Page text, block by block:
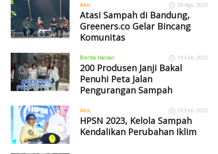
Aksi 24 Agu 2023
Atasi Sampah di Bandung,
Greeners.co Gelar Bincang
Komunitas
Berita Harian 19 Feb 2023
200 Produsen Janji Bakal
Penuhi Peta Jalan
Pengurangan Sampah
Aksi 18 Feb 2023
HPSN 2023, Kelola Sampah
Kendalikan Perubahan Iklim